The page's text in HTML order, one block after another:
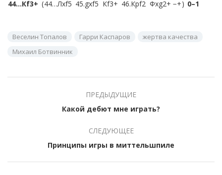
44…Кf3+ 44…Лxf5 45.gxf5 Кf3+ 46.Крf2 Фxg2+ −+ 0–1
Веселин Топалов Гарри Каспаров
жертва качества
Михаил Ботвинник
ПРЕДЫДУЩИЕ
Какой дебют мне играть?
СЛЕДУЮЩЕЕ
Принципы игры в миттельшпиле